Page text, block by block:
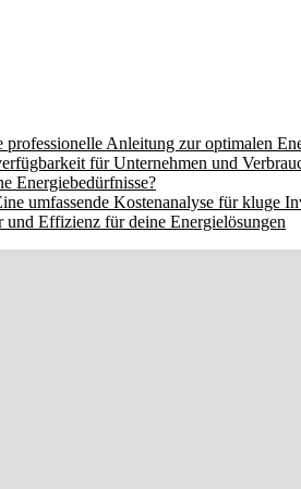
Anleitung zur optimalen
für Unternehmen und
Energiebedürfnisse?
umfassende Kostenanalyse für kluge
Effizienz für deine Energielösungen